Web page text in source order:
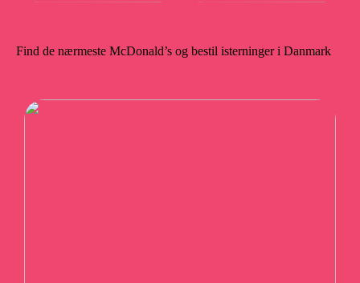
Find de nærmeste McDonald’s og bestil isterninger i Danmark